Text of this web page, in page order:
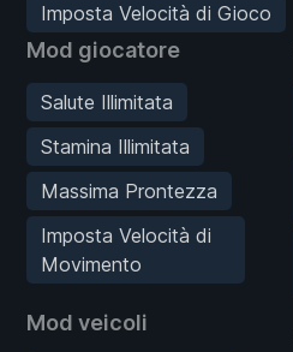
Imposta Velocità di Gioco
Mod giocatore
Salute Illimitata
Stamina Illimitata
Massima Prontezza
Imposta Velocità di
Movimento
Mod veicoli